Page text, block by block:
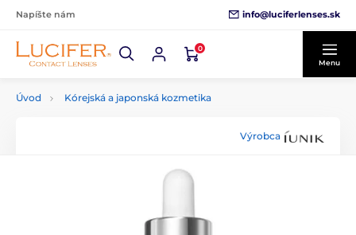
Napíšte nám info@luciferlenses.sk
0
Menu
Úvod Kórejská a japonská kozmetika
Výrobca